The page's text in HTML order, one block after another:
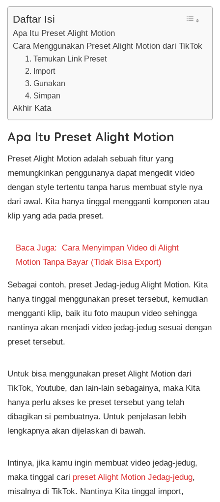
Daftar Isi
Apa Itu Preset Alight Motion
Cara Menggunakan Preset Alight Motion dari TikTok
1. Temukan Link Preset
2. Import
3. Gunakan
4. Simpan
Akhir Kata
Apa Itu Preset Alight Motion
Preset Alight Motion adalah sebuah fitur yang
memungkinkan penggunanya dapat mengedit video
dengan style tertentu tanpa harus membuat style nya
dari awal. Kita hanya tinggal mengganti komponen atau
klip yang ada pada preset.
Baca Juga: Cara Menyimpan Video di Alight
Motion Tanpa Bayar (Tidak Bisa Export)
Sebagai contoh, preset Jedag-jedug Alight Motion. Kita
hanya tinggal menggunakan preset tersebut, kemudian
mengganti klip, baik itu foto maupun video sehingga
nantinya akan menjadi video jedag-jedug sesuai dengan
preset tersebut.
Untuk bisa menggunakan preset Alight Motion dari
TikTok, Youtube, dan lain-lain sebagainya, maka Kita
hanya perlu akses ke preset tersebut yang telah
dibagikan si pembuatnya. Untuk penjelasan lebih
lengkapnya akan dijelaskan di bawah.
Intinya, jika kamu ingin membuat video jedag-jedug,
maka tinggal cari preset Alight Motion Jedag-jedug,
misalnya di TikTok. Nantinya Kita tinggal import,